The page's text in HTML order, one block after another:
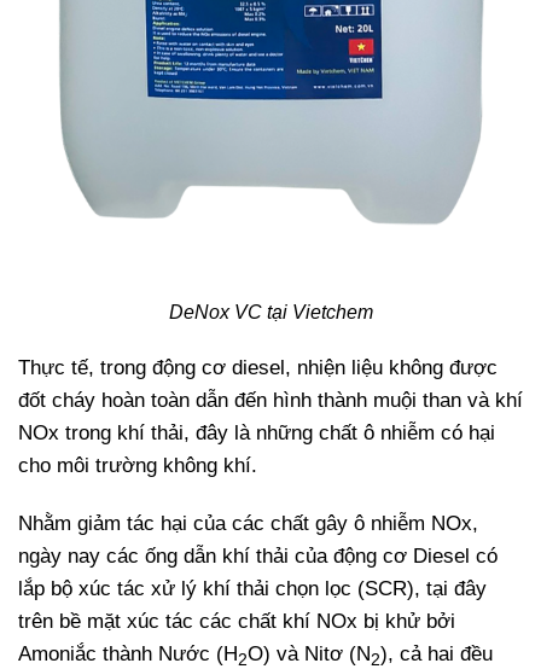
DeNox VC tại Vietchem
Thực tế, trong động cơ diesel, nhiện liệu không được
đốt cháy hoàn toàn dẫn đến hình thành muội than và khí
NOx trong khí thải, đây là những chất ô nhiễm có hại
cho môi trường không khí.
Nhằm giảm tác hại của các chất gây ô nhiễm NOx,
ngày nay các ống dẫn khí thải của động cơ Diesel có
lắp bộ xúc tác xử lý khí thải chọn lọc (SCR), tại đây
trên bề mặt xúc tác các chất khí NOx bị khử bởi
Amoniắc thành Nước (H2O) và Nitơ (N2), cả hai đều